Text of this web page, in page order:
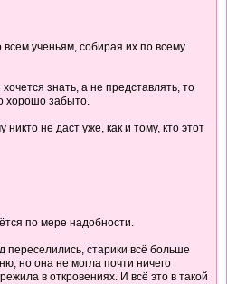
ученьям, собирая их по всему
знать, а не представлять, то
хорошо забыто.
не даст уже, как и тому, кто этот
по мере надобности.
переселились, старики всё больше
но она не могла почти ничего
в откровениях. И всё это в такой